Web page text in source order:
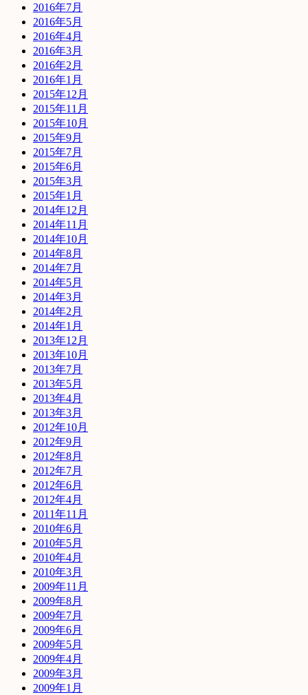
2016年7月
2016年5月
2016年4月
2016年3月
2016年2月
2016年1月
2015年12月
2015年11月
2015年10月
2015年9月
2015年7月
2015年6月
2015年3月
2015年1月
2014年12月
2014年11月
2014年10月
2014年8月
2014年7月
2014年5月
2014年3月
2014年2月
2014年1月
2013年12月
2013年10月
2013年7月
2013年5月
2013年4月
2013年3月
2012年10月
2012年9月
2012年8月
2012年7月
2012年6月
2012年4月
2011年11月
2010年6月
2010年5月
2010年4月
2010年3月
2009年11月
2009年8月
2009年7月
2009年6月
2009年5月
2009年4月
2009年3月
2009年1月